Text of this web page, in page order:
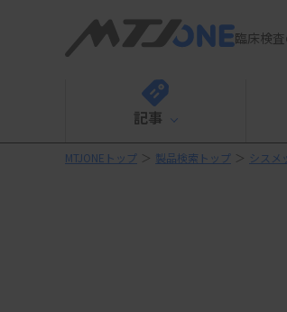
臨床検
記事
MTJONEトップ ＞ 製品検索トップ ＞ シスメ